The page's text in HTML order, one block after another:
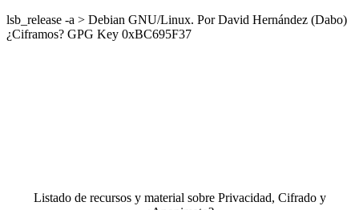
lsb_release -a > Debian GNU/Linux. Por David Hernández (Dabo)
¿Ciframos? GPG Key 0xBC695F37
Listado de recursos y material sobre Privacidad, Cifrado y